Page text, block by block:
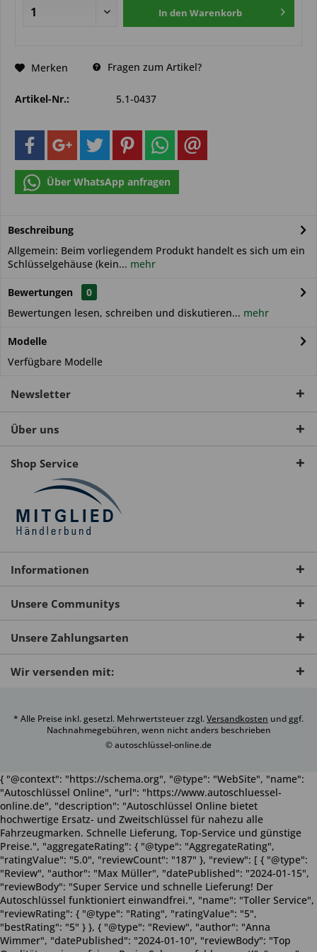
In den Warenkorb
Merken Fragen zum Artikel?
Artikel-Nr.: 5.1-0437
Über WhatsApp anfragen
Beschreibung
Allgemein: Beim vorliegendem Produkt handelt es sich um ein
Schlüsselgehäuse (kein... mehr
Bewertungen
0
Bewertungen lesen, schreiben und diskutieren... mehr
Modelle
Verfügbare Modelle
Newsletter
Über uns
Shop Service
Informationen
Unsere Communitys
Unsere Zahlungsarten
Wir versenden mit:
* Alle Preise inkl. gesetzl. Mehrwertsteuer zzgl.Versandkosten und ggf.
Nachnahmegebühren, wenn nicht anders beschrieben
© autoschlüssel-online.de
{ "@context": "https://schema.org", "@type": "WebSite", "name":
"Autoschlüssel Online", "url": "https://www.autoschluessel-
online.de", "description": "Autoschlüssel Online bietet
hochwertige Ersatz- und Zweitschlüssel für nahezu alle
Fahrzeugmarken. Schnelle Lieferung, Top-Service und günstige
Preise.", "aggregateRating": { "@type": "AggregateRating",
"ratingValue": "5.0", "reviewCount": "187" }, "review": [ { "@type":
"Review", "author": "Max Müller", "datePublished": "2024-01-15",
"reviewBody": "Super Service und schnelle Lieferung! Der
Autoschlüssel funktioniert einwandfrei.", "name": "Toller Service",
"reviewRating": { "@type": "Rating", "ratingValue": "5",
"bestRating": "5" } }, { "@type": "Review", "author": "Anna
Wimmer", "datePublished": "2024-01-10", "reviewBody": "Top